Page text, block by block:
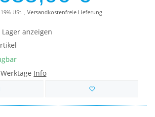
USt. , Versandkostenfreie Lieferung
anzeigen
Info